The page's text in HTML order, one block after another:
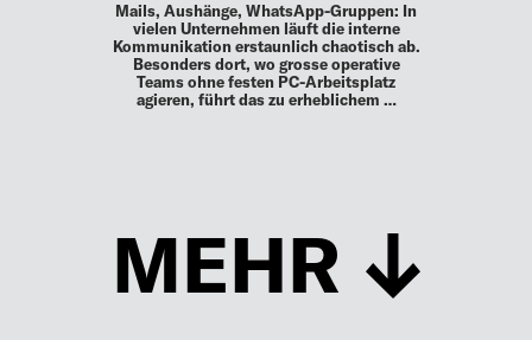
Mails, Aushänge, WhatsApp-Gruppen: In
vielen Unternehmen läuft die interne
Kommunikation erstaunlich chaotisch ab.
Besonders dort, wo grosse operative
Teams ohne festen PC-Arbeitsplatz
agieren, führt das zu erheblichem …
MEHR